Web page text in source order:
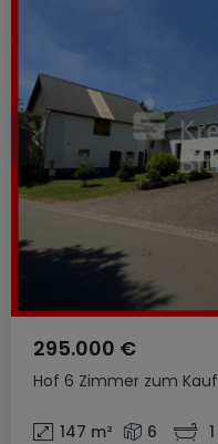
Hof 6 Zimmer zum Kauf
295.000 €
147 m² 6 1